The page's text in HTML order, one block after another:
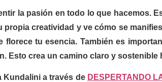
la pasión en todo lo que hacemos.
propia creatividad y ve cómo se
tu esencia. También es
Esto crea un camino claro y sostenible
Kundalini a través de DESPERTANDO